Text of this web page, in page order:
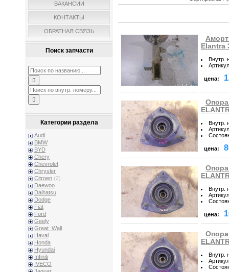
ВАКАНСИИ
КОНТАКТЫ
ОБРАТНАЯ СВЯЗЬ
Поиск запчасти
Категории раздела
Audi
BMW
BYD
Chery
Chevrolet
Chrysler
Citroen (2)
Daewoo
Daihatsu
Dodge
Fiat
Ford
Geely
Great_Wall
Haval
Honda
Hyundai
Infiniti
IVECO
Elantra
Внутр.
Артикул
цена:
Опора
Внутр.
Артикул
цена:
Опора
Внутр.
Артикул
цена:
Опора
Внутр.
Артикул